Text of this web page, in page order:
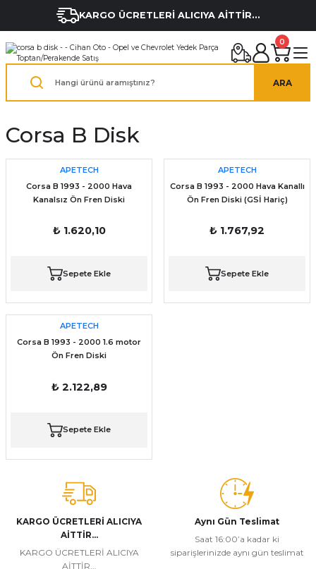
KARGO ÜCRETLERİ ALICIYA AİTTİR...
ARA
0
Corsa B Disk
APETECH
Corsa B 1993 - 2000 Hava
Kanalsız Ön Fren Diski
₺ 1.620,10
Sepete Ekle
APETECH
Corsa B 1993 - 2000 Hava Kanallı
Ön Fren Diski (GSİ Hariç)
₺ 1.767,92
Sepete Ekle
APETECH
Corsa B 1993 - 2000 1.6 motor
Ön Fren Diski
₺ 2.122,89
Sepete Ekle
KARGO ÜCRETLERİ ALICIYA
AİTTİR...
KARGO ÜCRETLERİ ALICIYA
AİTTİR...
Aynı Gün Teslimat
Saat 16:00’a kadar ki
siparişlerinizde aynı gün teslimat